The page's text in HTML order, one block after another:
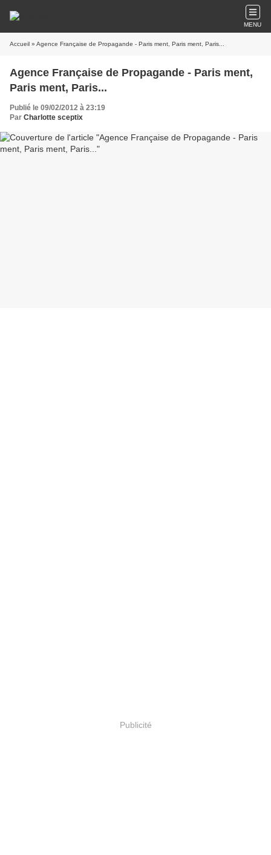
MENU
Accueil » Agence Française de Propagande - Paris ment, Paris ment, Paris...
Agence Française de Propagande - Paris ment,
Paris ment, Paris...
Publié le 09/02/2012 à 23:19
Par Charlotte sceptix
Publicité